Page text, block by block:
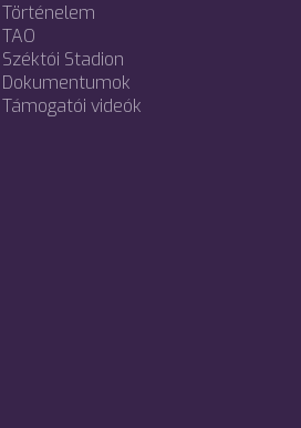
Történelem
TAO
Széktói Stadion
Dokumentumok
Támogatói videók